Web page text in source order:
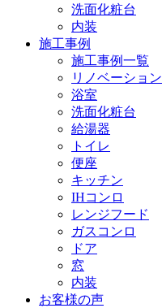
洗面化粧台
内装
施工事例
施工事例一覧
リノベーション
浴室
洗面化粧台
給湯器
トイレ
便座
キッチン
IHコンロ
レンジフード
ガスコンロ
ドア
窓
内装
お客様の声